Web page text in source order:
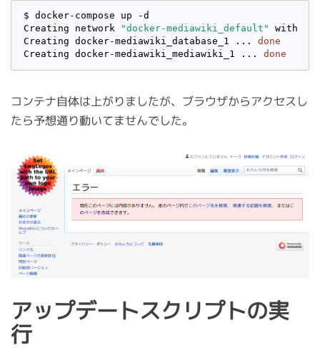
$ docker-compose up -d
Creating network
"docker-mediawiki_default" with
Creating docker-mediawiki_database_1 ... done
Creating docker-mediawiki_mediawiki_1 ... done
コンテナ自体は上がりましたが、ブラウザからアクセスし
たら予想通り動いてませんでした。
アップデートスクリプトの実
行